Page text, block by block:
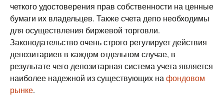
четкого удостоверения прав собственности на ценные
бумаги их владельцев. Также счета депо необходимы
для осуществления биржевой торговли.
Законодательство очень строго регулирует действия
депозитариев в каждом отдельном случае, в
результате чего депозитарная система учета является
наиболее надежной из существующих на фондовом
рынке.